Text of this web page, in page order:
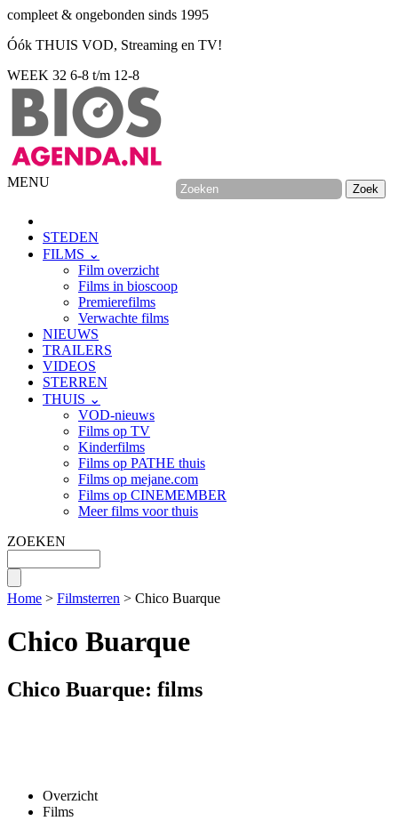
compleet & ongebonden sinds 1995
Óók THUIS VOD, Streaming en TV!
WEEK 32 6-8 t/m 12-8
MENU
STEDEN
FILMS ⌄
Film overzicht
Films in bioscoop
Premierefilms
Verwachte films
NIEUWS
TRAILERS
VIDEOS
STERREN
THUIS ⌄
VOD-nieuws
Films op TV
Kinderfilms
Films op PATHE thuis
Films op mejane.com
Films op CINEMEMBER
Meer films voor thuis
ZOEKEN
Home > Filmsterren > Chico Buarque
Chico Buarque
Chico Buarque: films
Overzicht
Films